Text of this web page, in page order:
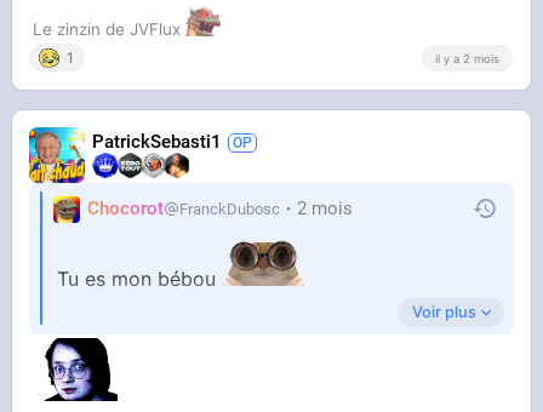
Le zinzin de JVFlux
1 il y a 2 mois
PatrickSebasti1
Chocorot FranckDubosc 2 mois
Tu es mon bébou
Ne l'oublie jamais
Voir plus